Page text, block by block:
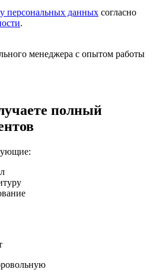
персональных данных согласно
.
менеджера с опытом работы
полный